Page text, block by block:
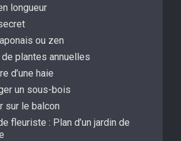
longueur
ou zen
plantes annuelles
d’une haie
un sous-bois
sur le balcon
fleuriste : Plan d’un jardin de